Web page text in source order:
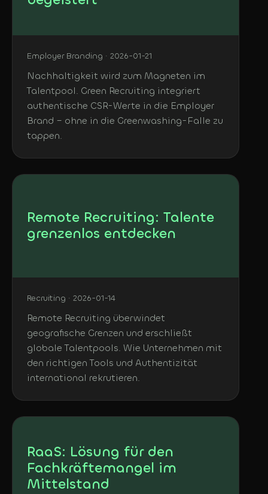
Employer Branding · 2026-01-21
Nachhaltigkeit wird zum Magneten im
Talentpool. Green Recruiting integriert
authentische CSR-Werte in die Employer
Brand – ohne in die Greenwashing-Falle zu
tappen.
Remote Recruiting: Talente
grenzenlos entdecken
Recruiting · 2026-01-14
Remote Recruiting überwindet
geografische Grenzen und erschließt
globale Talentpools. Wie Unternehmen mit
den richtigen Tools und Authentizität
international rekrutieren.
RaaS: Lösung für den
Fachkräftemangel im
Mittelstand